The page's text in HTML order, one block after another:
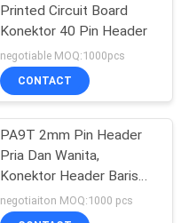
Printed Circuit Board
Konektor 40 Pin Header
negotiable MOQ:1000pcs
CONTACT
PA9T 2mm Pin Header
Pria Dan Wanita,
Konektor Header Baris
Ganda 500V
negotiaiton MOQ:1000 pcs